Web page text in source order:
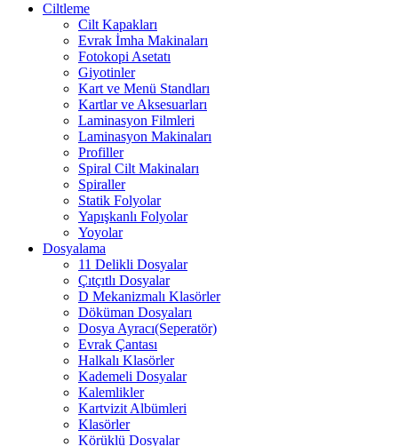
Ciltleme
Cilt Kapakları
Evrak İmha Makinaları
Fotokopi Asetatı
Giyotinler
Kart ve Menü Standları
Kartlar ve Aksesuarları
Laminasyon Filmleri
Laminasyon Makinaları
Profiller
Spiral Cilt Makinaları
Spiraller
Statik Folyolar
Yapışkanlı Folyolar
Yoyolar
Dosyalama
11 Delikli Dosyalar
Çıtçıtlı Dosyalar
D Mekanizmalı Klasörler
Döküman Dosyaları
Dosya Ayracı(Seperatör)
Evrak Çantası
Halkalı Klasörler
Kademeli Dosyalar
Kalemlikler
Kartvizit Albümleri
Klasörler
Körüklü Dosyalar